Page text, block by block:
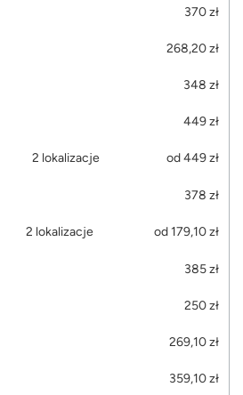
370 zł
268,20 zł
348 zł
449 zł
2 lokalizacje od 449 zł
378 zł
2 lokalizacje od 179,10 zł
385 zł
250 zł
269,10 zł
359,10 zł